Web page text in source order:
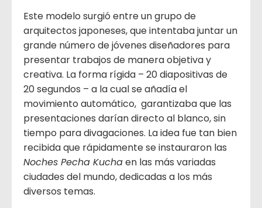
Este modelo surgió entre un grupo de
arquitectos japoneses, que intentaba juntar un
grande número de jóvenes diseñadores para
presentar trabajos de manera objetiva y
creativa. La forma rígida – 20 diapositivas de
20 segundos – a la cual se añadía el
movimiento automático, garantizaba que las
presentaciones darían directo al blanco, sin
tiempo para divagaciones. La idea fue tan bien
recibida que rápidamente se instauraron las
Noches Pecha Kuchaen las más variadas
ciudades del mundo, dedicadas a los más
diversos temas.